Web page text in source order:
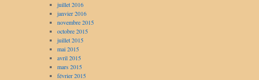
juillet 2016
janvier 2016
novembre 2015
octobre 2015
juillet 2015
mai 2015
avril 2015
mars 2015
février 2015